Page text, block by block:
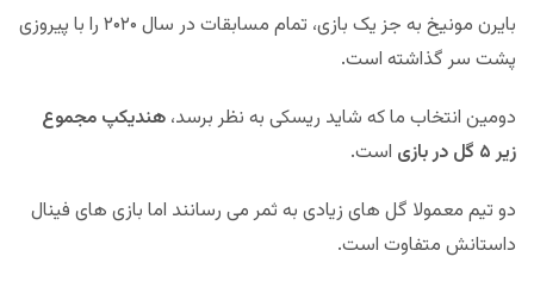
بایرن مونیخ به جز یک بازی، تمام مسابقات در سال ۲۰۲۰ را با پیروزی
پشت سر گذاشته است.
دومین انتخاب ما که شاید ریسکی به نظر برسد، هندیکپ مجموع
زیر ۵ گل در بازی
است.
دو تیم معمولا گل های زیادی به ثمر می رسانند اما بازی های فینال
داستانش متفاوت است.